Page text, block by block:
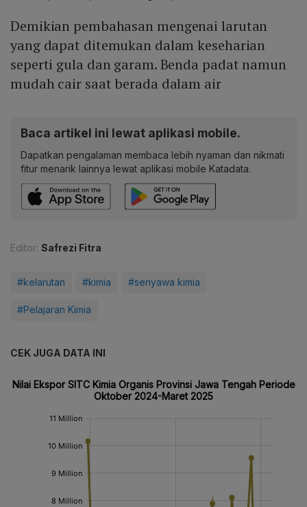
Demikian pembahasan mengenai larutan
yang dapat ditemukan dalam keseharian
seperti gula dan garam. Benda padat namun
mudah cair saat berada dalam air
Baca artikel ini lewat aplikasi mobile.
Dapatkan pengalaman membaca lebih nyaman dan nikmati
fitur menarik lainnya lewat aplikasi mobile Katadata.
Editor: Safrezi Fitra
#kelarutan #kimia #senyawa kimia
#Pelajaran Kimia
CEK JUGA DATA INI